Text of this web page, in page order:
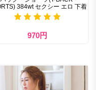
384wt セクシー エロ 下着
970円